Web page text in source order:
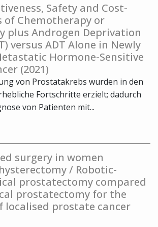
Safety and Cost-
of Chemotherapy or
plus Androgen Deprivation
versus ADT Alone in Newly
Hormone-Sensitive
(2021)
von Prostatakrebs wurden in den
Fortschritte erzielt; dadurch
von Patienten mit...
surgery in women
/ Robotic-
prostatectomy compared
prostatectomy for the
prostate cancer